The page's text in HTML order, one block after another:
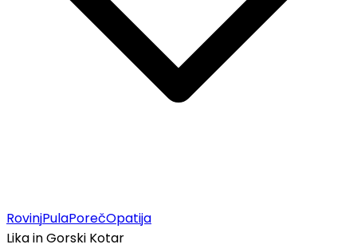
RovinjPulaPorečOpatija
Lika in Gorski Kotar